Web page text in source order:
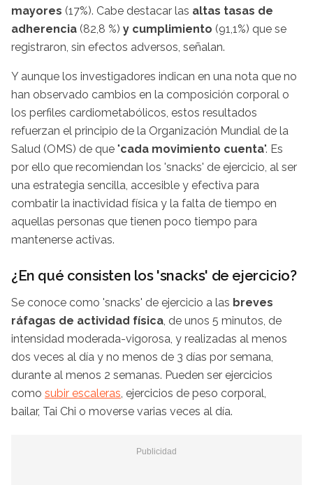
mayores (17%). Cabe destacar las altas tasas de
adherencia (82,8 %) y cumplimiento (91,1%) que se
registraron, sin efectos adversos, señalan.
Y aunque los investigadores indican en una nota que no
han observado cambios en la composición corporal o
los perfiles cardiometabólicos, estos resultados
refuerzan el principio de la Organización Mundial de la
Salud (OMS) de que "cada movimiento cuenta". Es
por ello que recomiendan los 'snacks' de ejercicio, al ser
una estrategia sencilla, accesible y efectiva para
combatir la inactividad física y la falta de tiempo en
aquellas personas que tienen poco tiempo para
mantenerse activas.
¿En qué consisten los 'snacks' de ejercicio?
Se conoce como 'snacks' de ejercicio a las breves
ráfagas de actividad física, de unos 5 minutos, de
intensidad moderada-vigorosa, y realizadas al menos
dos veces al día y no menos de 3 días por semana,
durante al menos 2 semanas. Pueden ser ejercicios
como subir escaleras, ejercicios de peso corporal,
bailar, Tai Chi o moverse varias veces al día.